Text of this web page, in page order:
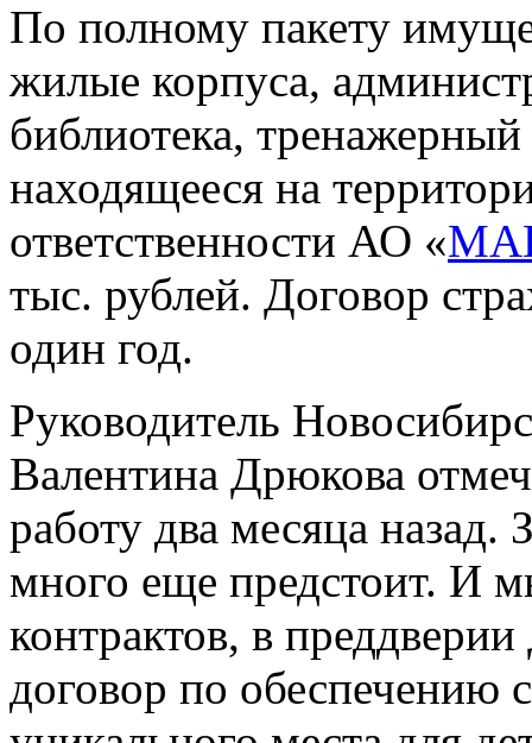
По полному пакету
жилые корпуса,
библиотека,
находящееся на
ответственности АО «
тыс. рублей. Договор
один год.
Руководитель
Валентина Дрюкова
работу два месяца назад.
много еще предстоит. И
контрактов, в
договор по обеспечению